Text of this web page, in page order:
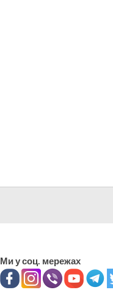
Ми у соц. мережах